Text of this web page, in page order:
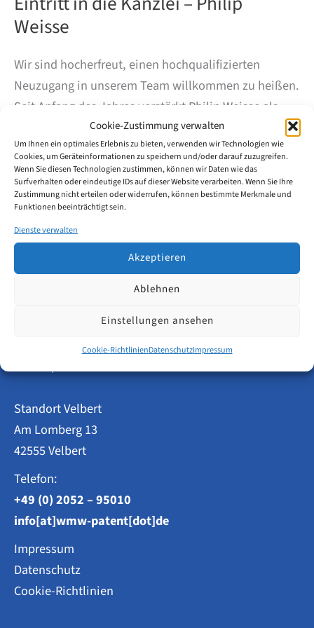
Cookie-Zustimmung verwalten
Um Ihnen ein optimales Erlebnis zu bieten, verwenden wir Technologien wie
Cookies, um Geräteinformationen zu speichern und/oder darauf zuzugreifen.
Wenn Sie diesen Technologien zustimmen, können wir Daten wie das
Surfverhalten oder eindeutige IDs auf dieser Website verarbeiten. Wenn Sie Ihre
Zustimmung nicht erteilen oder widerrufen, können bestimmte Merkmale und
Funktionen beeinträchtigt sein.
Dienste verwalten
Akzeptieren
Ablehnen
Einstellungen ansehen
Cookie-RichtlinienDatenschutzImpressum
Weisse
Wir sind hocherfreut, einen hochqualifizierten
Neuzugang in unserem Team willkommen zu heißen.
Seit Anfang des Jahres verstärkt Philip Weisse als
Patentanwalt unser Expertenteam und bringt
insbesondere weitere technische Expertise sowie
tiefgreifende Kenntnisse im Bereich des
gewerblichen Rechtsschutzes mit.
Eintritt
in
Kanzlei
Weiterlesen
Patentanwälte
Standort Velbert
Am Lomberg 13
42555 Velbert
Telefon:
+49 (0) 2052 – 95010
info[at]wmw-patent[dot]de
Impressum
Datenschutz
Cookie-Richtlinien